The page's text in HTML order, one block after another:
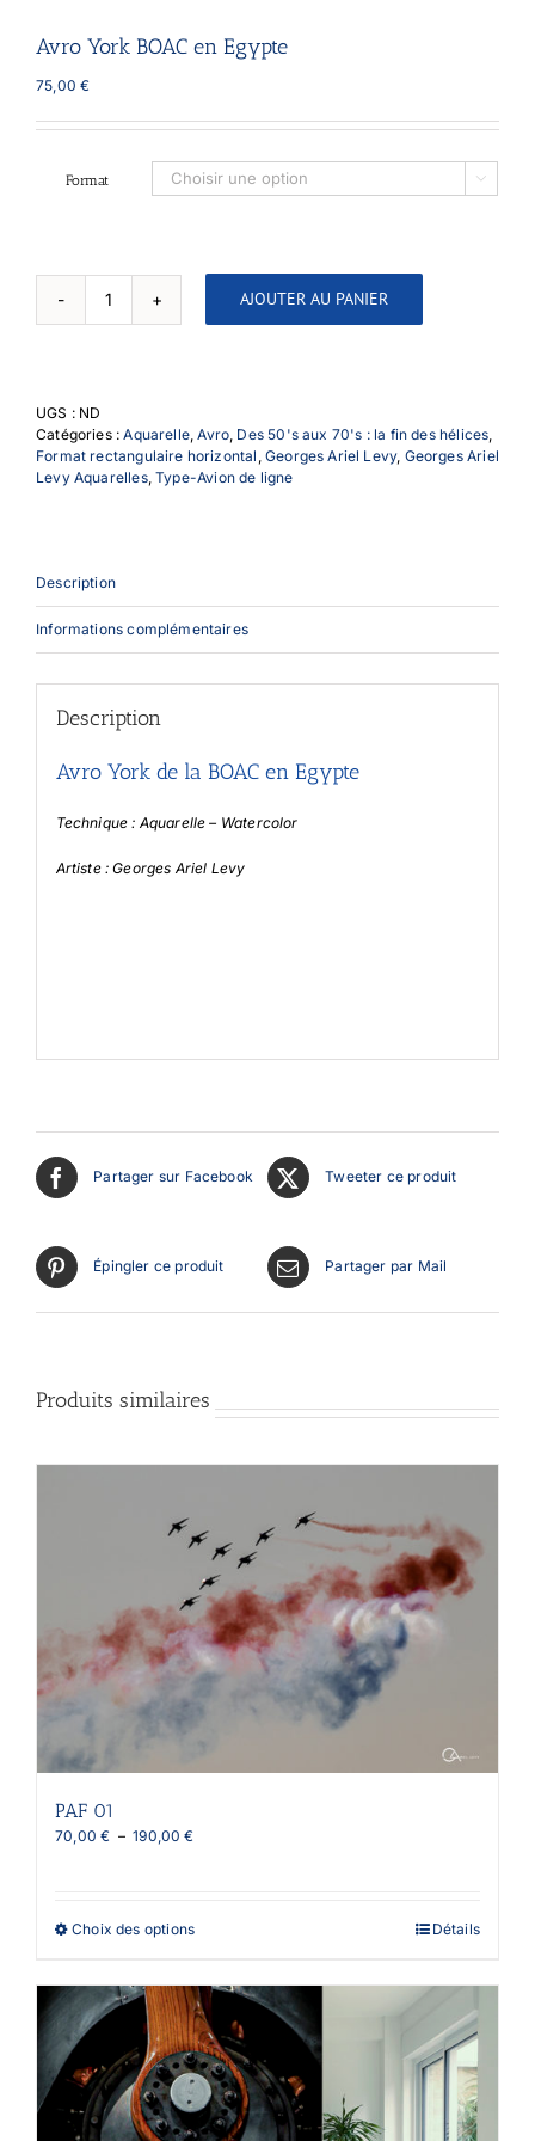
Avro York BOAC en Egypte
75,00€
Format 
quantité
de
Egypte
AJOUTER AU PANIER
UGS : ND
Catégories :Aquarelle,Avro Des 50's aux 70's : la fin des hélices
Format rectangulaire horizontal Georges Ariel Levy, Georges Ariel
Levy Aquarelles,Type-Avion de ligne
Description
Informations complémentaires
Description
Avro York de la BOAC en Egypte
Technique : Aquarelle – Watercolor
Artiste : Georges Ariel Levy
Partager sur Facebook Tweeter ce produit
Épingler ce produit Partager par Mail
Produits similaires
PAF 01
70,00€ – 190,00€Plage
Choix des optionsCe
plusieurs
variations.
Les
options
peuvent
être
choisies
Détails